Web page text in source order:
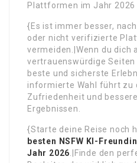
Plattformen im Jahr 2026
{Es ist immer besser,
oder nicht verifizierte
vermeiden.|Wenn du dich
vertrauenswürdige
beste und sicherste
informierte Wahl führt zu
Zufriedenheit und
Ergebnissen.
{Starte deine Reise noch
besten NSFW KI-
Jahr 2026 .|Finde den